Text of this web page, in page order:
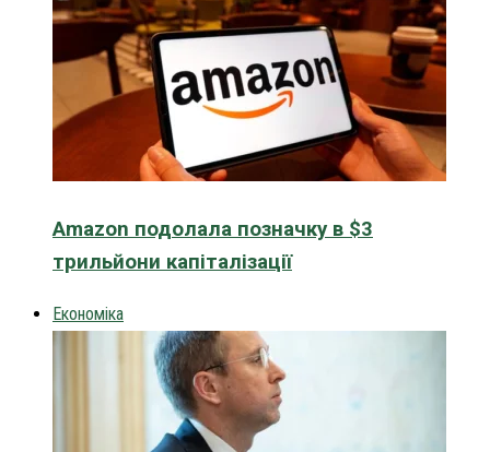
Amazon подолала позначку в $3
трильйони капіталізації
Економіка